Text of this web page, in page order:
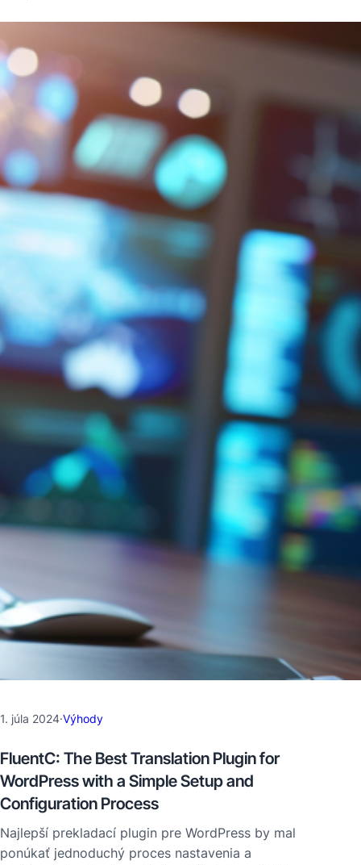
1. júla 2024·Výhody
FluentC: The Best Translation Plugin for
WordPress with a Simple Setup and
Configuration Process
Najlepší prekladací plugin pre WordPress by mal
ponúkať jednoduchý proces nastavenia a